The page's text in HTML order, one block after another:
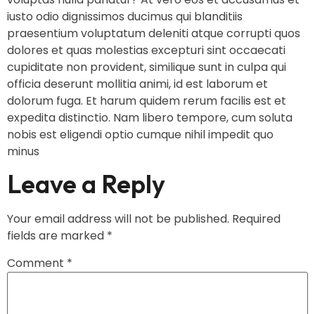
iusto odio dignissimos ducimus qui blanditiis
praesentium voluptatum deleniti atque corrupti quos
dolores et quas molestias excepturi sint occaecati
cupiditate non provident, similique sunt in culpa qui
officia deserunt mollitia animi, id est laborum et
dolorum fuga. Et harum quidem rerum facilis est et
expedita distinctio. Nam libero tempore, cum soluta
nobis est eligendi optio cumque nihil impedit quo
minus
Leave a Reply
Your email address will not be published. Required
fields are marked *
Comment *